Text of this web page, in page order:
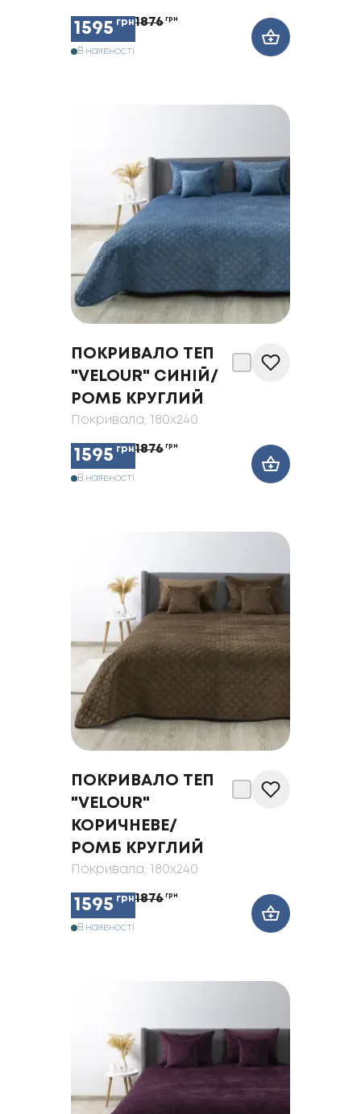
1595 грн1876 грн
В наявності
ПОКРИВАЛО ТЕП
"VELOUR" CИНІЙ/
РОМБ КРУГЛИЙ
Покривала, 180x240
1595 грн1876 грн
В наявності
ПОКРИВАЛО ТЕП
"VELOUR"
КОРИЧНЕВЕ/
РОМБ КРУГЛИЙ
Покривала, 180x240
1595 грн1876 грн
В наявності